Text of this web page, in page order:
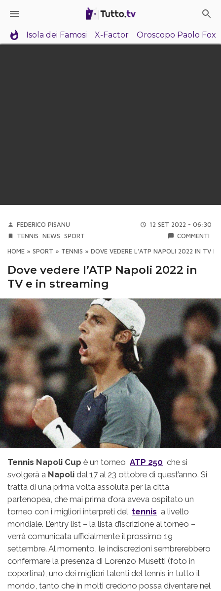
Isola dei Famosi X-Factor Oroscopo Paolo Fox
FEDERICO PISANU
12 SET 2022 - 06:30
TENNIS
NEWS SPORT COMMENTI
HOME » SPORT » TENNIS » DOVE VEDERE L’ATP NAPOLI 2022 IN TV E
Dove vedere l’ATP Napoli 2022 in
TV e in streaming
Tennis Napoli Cup è un torneo ATP 250 che si
svolgerà a Napoli dal 17 al 23 ottobre di quest’anno. Si
tratta di una prima volta assoluta per la città
partenopea, che mai prima d’ora aveva ospitato un
torneo con i migliori interpreti del tennis a livello
mondiale. L’entry list – la lista d’iscrizione al torneo –
verrà comunicata ufficialmente il prossimo 19
settembre. Al momento, le indiscrezioni sembrerebbero
confermare la presenza di Lorenzo Musetti (foto in
copertina), uno dei migliori talenti del tennis in tutto il
mondo, tanto che in molti credono possa diventare nel